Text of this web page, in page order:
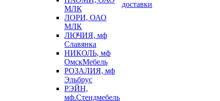
МЛК
ЛОРИ, ОАО
МЛК
ЛЮЧИЯ, мф
Славянка
НИКОЛЬ, мф
ОмскМебель
РОЗАЛИЯ, мф
Эльбрус
РЭЙН,
мф.Стендмебель
доставки